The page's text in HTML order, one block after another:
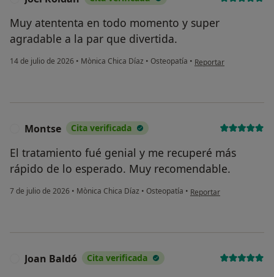
Muy atententa en todo momento y super
agradable a la par que divertida.
14 de julio de 2026 • Mònica Chica Díaz • Osteopatía • en opinión del usuario
Reportar
Montse Cita verificada
El tratamiento fué genial y me recuperé más
rápido de lo esperado. Muy recomendable.
7 de julio de 2026 • Mònica Chica Díaz • Osteopatía • en opinión del usuario
Reportar
Joan Baldó Cita verificada